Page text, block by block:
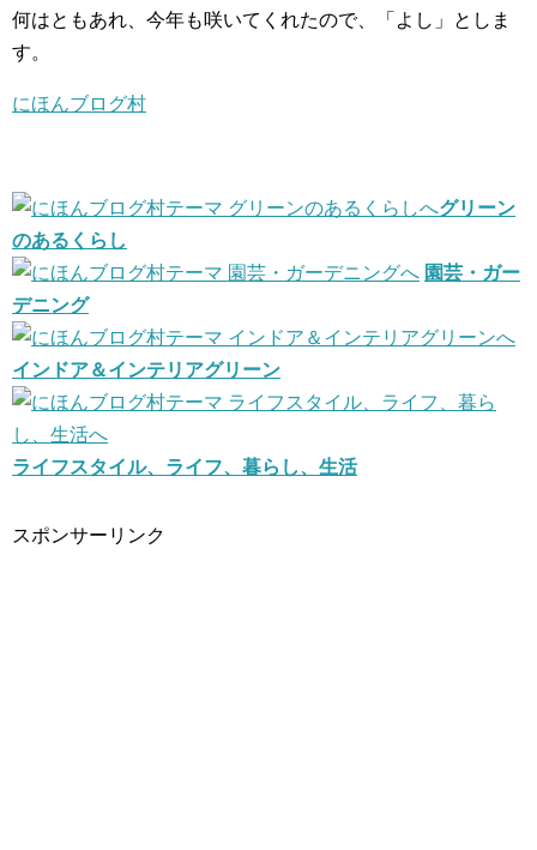
何はともあれ、今年も咲いてくれたので、「よし」としま
す。
にほんブログ村
グリーン
のあるくらし
園芸・ガー
デニング
インドア＆インテリアグリーン
ライフスタイル、ライフ、暮らし、生活
スポンサーリンク